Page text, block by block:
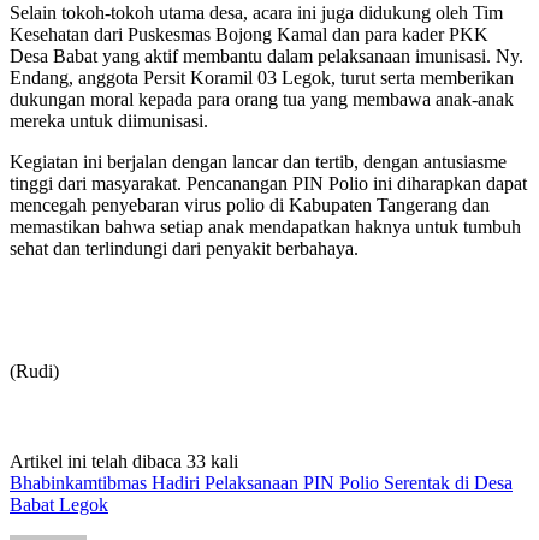
Selain tokoh-tokoh utama desa, acara ini juga didukung oleh Tim
Kesehatan dari Puskesmas Bojong Kamal dan para kader PKK
Desa Babat yang aktif membantu dalam pelaksanaan imunisasi. Ny.
Endang, anggota Persit Koramil 03 Legok, turut serta memberikan
dukungan moral kepada para orang tua yang membawa anak-anak
mereka untuk diimunisasi.
Kegiatan ini berjalan dengan lancar dan tertib, dengan antusiasme
tinggi dari masyarakat. Pencanangan PIN Polio ini diharapkan dapat
mencegah penyebaran virus polio di Kabupaten Tangerang dan
memastikan bahwa setiap anak mendapatkan haknya untuk tumbuh
sehat dan terlindungi dari penyakit berbahaya.
(Rudi)
Artikel ini telah dibaca 33 kali
Bhabinkamtibmas Hadiri Pelaksanaan PIN Polio Serentak di Desa
Babat Legok